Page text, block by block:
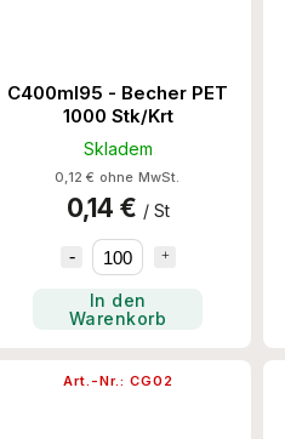
C400ml95 - Becher PET
1000 Stk/Krt
Skladem
0,12 € ohne MwSt.
0,14 € / St
In den
Warenkorb
Art.-Nr.: CG02